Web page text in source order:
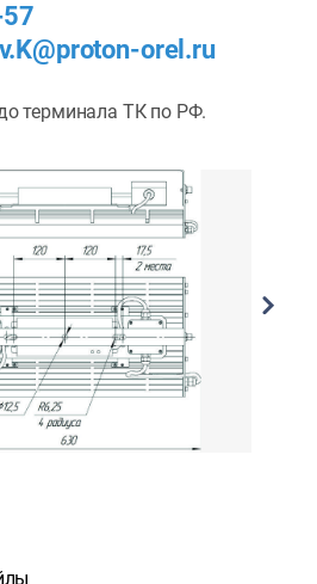
orel.ru
терминала ТК по РФ.